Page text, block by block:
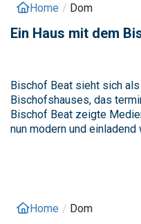
Home / Dom
Ein Haus mit dem
Bischof Beat sieht sich
Bischofshauses, das
Bischof Beat zeigte
nun modern und einladend
Home / Dom